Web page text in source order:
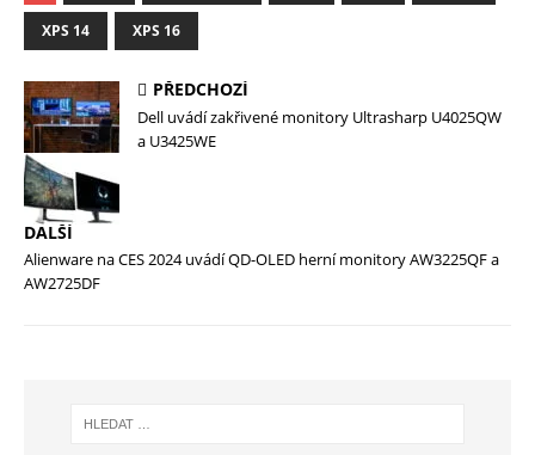
XPS 14 XPS 16
PŘEDCHOZÍ
Dell uvádí zakřivené monitory Ultrasharp U4025QW
a U3425WE
DALŠÍ
Alienware na CES 2024 uvádí QD-OLED herní monitory AW3225QF a
AW2725DF